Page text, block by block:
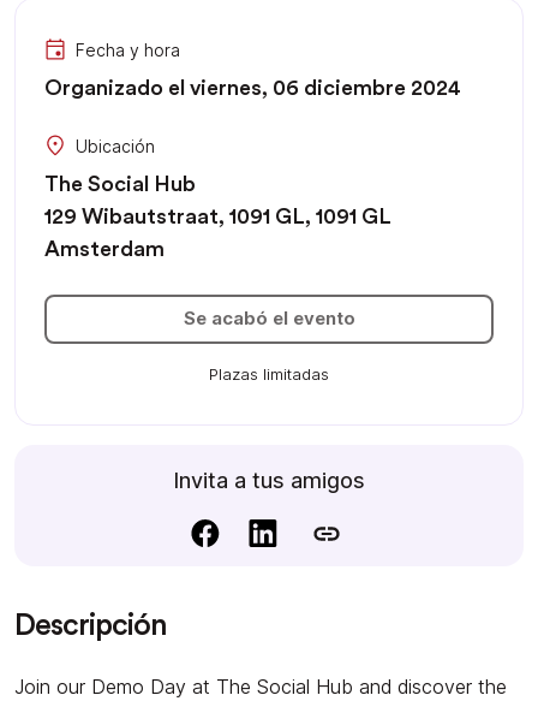
Fecha y hora
Organizado el viernes, 06 diciembre 2024
Ubicación
The Social Hub
129 Wibautstraat, 1091 GL, 1091 GL
Amsterdam
Se acabó el evento
Plazas limitadas
Invita a tus amigos
Descripción
Join our Demo Day at The Social Hub and discover the